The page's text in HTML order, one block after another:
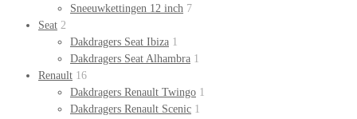
Sneeuwkettingen 12 inch 7
Seat 2
Dakdragers Seat Ibiza 1
Dakdragers Seat Alhambra 1
Renault 16
Dakdragers Renault Twingo 1
Dakdragers Renault Scenic 1